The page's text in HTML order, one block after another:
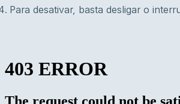
Para desativar, basta desligar o